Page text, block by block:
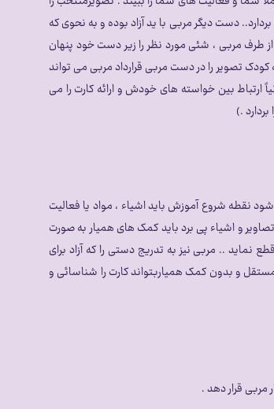
دست دیگر مربی با ید آزاد بوده و به نحوی که
طرف مربی ، شئی مورد نظر را زیر دست خود پنهان
تصویر را در دست مربی قرارداد مربی می تواند
ارتباط بین خواسته های خودش و ارائه کارت را می
.)
نقطه شروع آموزش باید اشیاء ، مواد یا فعالیت
و اشیاء پی برد باید کمک های همیار به صورت
.. مربی نیز به تدریج دستی را که آزاد برای
و بدون کمک همیاربتواند کارت را شناسائی و
مربی قرار دهد .